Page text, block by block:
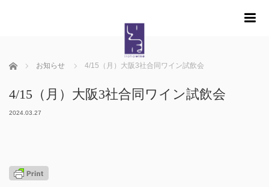
ホーム お知らせ 4/15（月）大阪3社合同ワイン試飲会
4/15（月）大阪3社合同ワイン試飲会
2024.03.27